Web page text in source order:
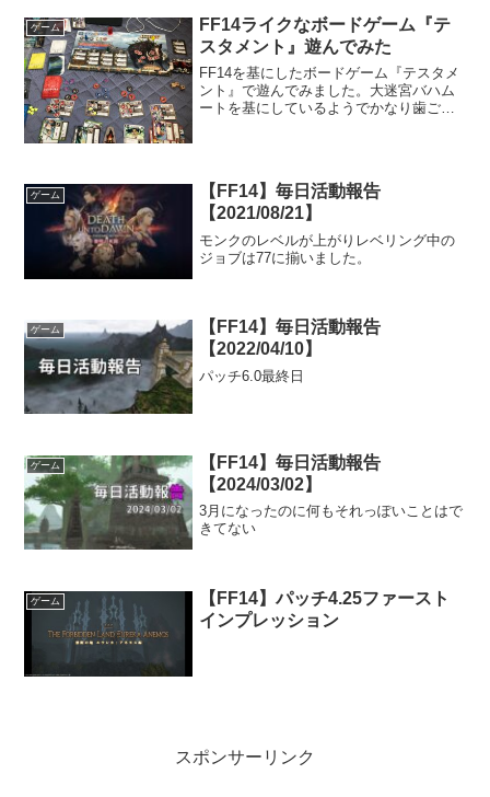
ゲーム
FF14ライクなボードゲーム『テ
スタメント』遊んでみた
FF14を基にしたボードゲーム『テスタメ
ント』で遊んでみました。大迷宮バハム
ートを基にしているようでかなり歯ごた
ゲーム
【FF14】毎日活動報告
【2021/08/21】
モンクのレベルが上がりレベリング中の
ジョブは77に揃いました。
ゲーム
【FF14】毎日活動報告
【2022/04/10】
パッチ6.0最終日
ゲーム
【FF14】毎日活動報告
【2024/03/02】
3月になったのに何もそれっぽいことはで
きてない
ゲーム
【FF14】パッチ4.25ファースト
インプレッション
スポンサーリンク